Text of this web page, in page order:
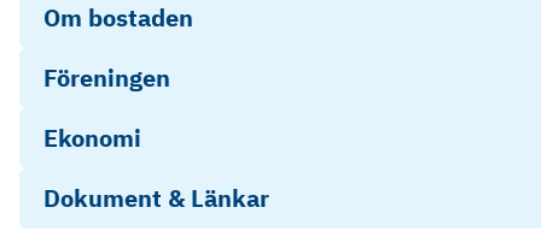
Om bostaden
Föreningen
Ekonomi
Dokument & Länkar